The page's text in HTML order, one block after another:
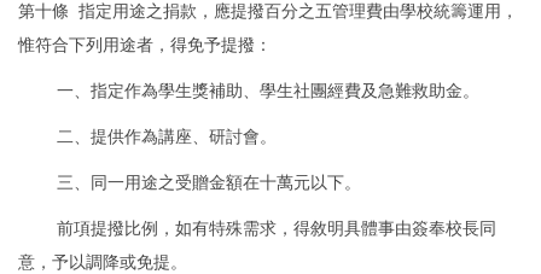
第十條 指定用途之捐款，應提撥百分之五管理費由學校統籌運用，
惟符合下列用途者，得免予提撥：
一、指定作為學生獎補助、學生社團經費及急難救助金。
二、提供作為講座、研討會。
三、同一用途之受贈金額在十萬元以下。
前項提撥比例，如有特殊需求，得敘明具體事由簽奉校長同
意，予以調降或免提。